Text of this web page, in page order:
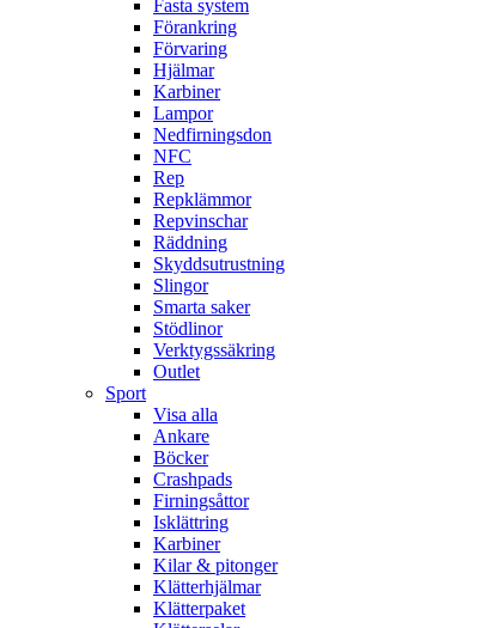
Fasta system
Förankring
Förvaring
Hjälmar
Karbiner
Lampor
Nedfirningsdon
NFC
Rep
Repklämmor
Repvinschar
Räddning
Skyddsutrustning
Slingor
Smarta saker
Stödlinor
Verktygssäkring
Outlet
Sport
Visa alla
Ankare
Böcker
Crashpads
Firningsåttor
Isklättring
Karbiner
Kilar & pitonger
Klätterhjälmar
Klätterpaket